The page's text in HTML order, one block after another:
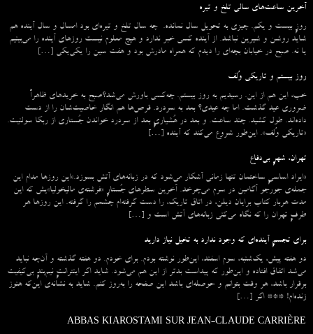
آخرین ساعت‌های سالی تلخ و تیره
روزِ بیست و یکم. چیزی به تحویل سال نمانده. چه سال تلخ و تیره‌ای بود امسال و سال آینده هم
شاید روشن و شیرین نباشد. از آینده کسی خبر ندارد و هیچ معلوم نیست روزهای آینده را می‌بینیم
یا نه. صبح در خیابان بچه‌ای را دیدم که همراه مادرش بود و هفت سین را یکی‌یکی […]
روز بیستم و تاریکی وُلف
خب، این هم از این. رسیدیم به روز بیستم. چه‌کسی باورش می‌شد؟صبح به خریدهای ظاهراً
ضروری عید گذشت. اما چه عیدی؟ بعد به سردرد. قرص‌ها هم انگار خاصیت‌شان را از دست
داده‌اند. طول کشید. چند ساعت. و بعد در هُشیاریِ بعد از سردرد خواندن جُستاری از ربکا سولنیت.
«تاریکی وُلف». این‌طور شروع می‌‌کند که آینده […]
تهران، شهرِ بی‌دفاع
«ایراد اساسیِ ساختمان تنها زمانی آشکار می‌شود که در زبانه‌‌های آتش بسوزد.»این روزها مدام این
جمله‌ی جورجو آگامبن در سرم می‌چرخد. آخرین سطرهای جُستارِ «فرشته‌ی مالیخولیا»یش که این
مدت هربار کتاب برایان دیلن، در اتاق تاریک، را دست گرفته‌ام چشمم را گرفته. این روزها هر
طرفِ تهران را که نگاه می‌کنی زبانه‌های آتش است و […]
برای تجسمِ آینده‌ای که وجود ندارد به تخیل نیاز دارید
دو هفته پیش، یک‌شنبه، سوم اسفند، این‌طور نوشته بودم. برای خودم. دو هفته گذشته و آن‌چه نباید
می‌شد اتفاق افتاده و این‌طور که پیداست بدتر از این هم می‌شود. شاید اگر اینترانتِ نیم‌بندِ بی‌کیفیت
برقرار باشد، هر وقت بتوانم و حوصله‌ای باشد این صفحه را به‌روز کنم. شاید به نشانه‌ی این‌که هنوز
زنده‌ام! *** اگر […]
ABBAS KIAROSTAMI SUR JEAN-CLAUDE CARRIÈRE